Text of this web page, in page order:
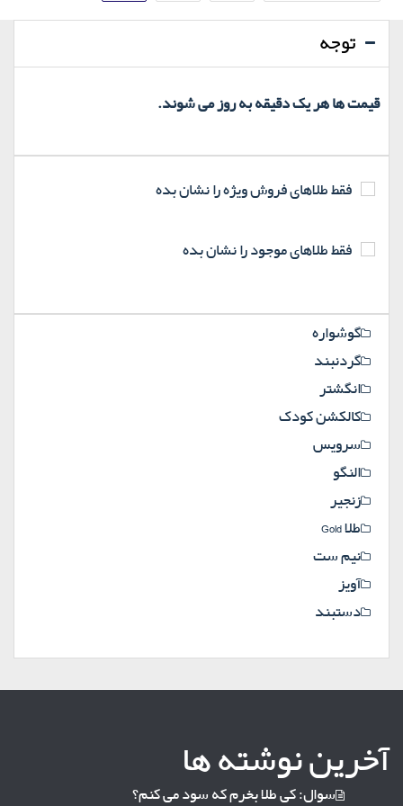
نوشته‌ها
توجه
قیمت ها هر یک دقیقه به روز می شوند.
فقط طلاهای فروش ویژه را نشان بده
فقط طلاهای موجود را نشان بده
گوشواره
گردنبند
انگشتر
کالکشن کودک
سرویس
النگو
زنجیر
طلا Gold
نیم ست
آویز
دستبند
آخرین نوشته ها
سوال: کی طلا بخرم که سود می کنم؟